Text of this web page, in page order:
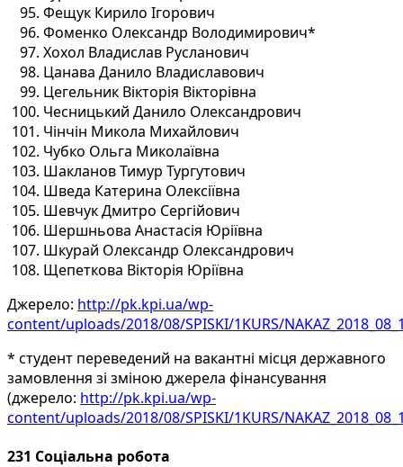
Фещук Кирило Ігорович
Фоменко Олександр Володимирович*
Хохол Владислав Русланович
Цанава Данило Владиславович
Цегельник Вікторія Вікторівна
Чесницький Данило Олександрович
Чінчін Микола Михайлович
Чубко Ольга Миколаївна
Шакланов Тимур Тургутович
Шведа Катерина Олексіївна
Шевчук Дмитро Сергійович
Шершньова Анастасія Юріївна
Шкурай Олександр Олександрович
Щепеткова Вікторія Юріївна
Джерело: http://pk.kpi.ua/wp-
content/uploads/2018/08/SPISKI/1KURS/
* студент переведений на вакантні місця державного
замовлення зі зміною джерела фінансування
(джерело: http://pk.kpi.ua/wp-
content/uploads/2018/08/SPISKI/1KURS/
231 Соціальна робота